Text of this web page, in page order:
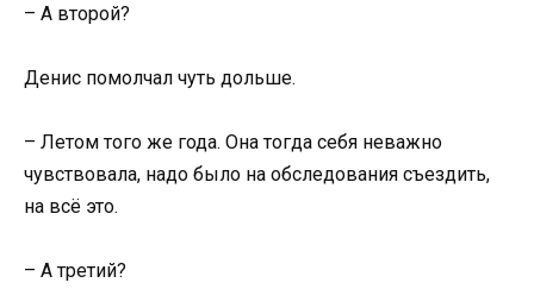
– А второй?
Денис помолчал чуть дольше.
– Летом того же года. Она тогда себя неважно
чувствовала, надо было на обследования съездить,
на всё это.
– А третий?